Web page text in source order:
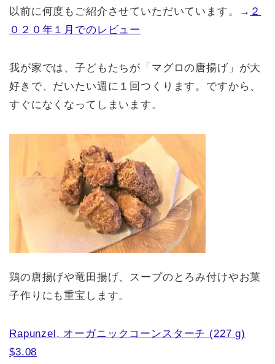
以前に何度もご紹介させていただいています。→ ２
０２０年１月でのレビュー
我が家では、子どもたちが「マグロの唐揚げ」が大
好きで、だいたい週に１回つくります。ですから、
すぐになくなってしまいます。
鶏の唐揚げや竜田揚げ、スープのとろみ付けやお菓
子作りにも重宝します。
Rapunzel, オーガニックコーンスターチ (227 g)
$3.08